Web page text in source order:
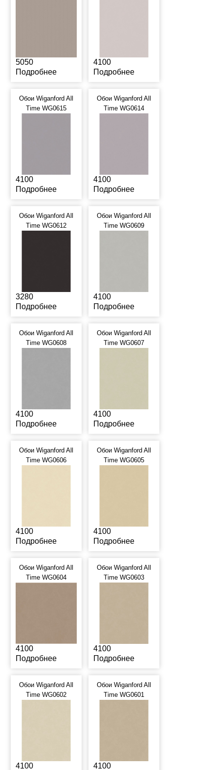
5050
Подробнее
4100
Подробнее
Обои Wiganford All
Time WG0615
4100
Подробнее
Обои Wiganford All
Time WG0614
4100
Подробнее
Обои Wiganford All
Time WG0612
3280
Подробнее
Обои Wiganford All
Time WG0609
4100
Подробнее
Обои Wiganford All
Time WG0608
4100
Подробнее
Обои Wiganford All
Time WG0607
4100
Подробнее
Обои Wiganford All
Time WG0606
4100
Подробнее
Обои Wiganford All
Time WG0605
4100
Подробнее
Обои Wiganford All
Time WG0604
4100
Подробнее
Обои Wiganford All
Time WG0603
4100
Подробнее
Обои Wiganford All
Time WG0602
4100
Обои Wiganford All
Time WG0601
4100